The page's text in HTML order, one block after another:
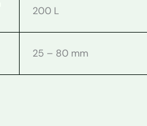
200 L
25 – 80 mm